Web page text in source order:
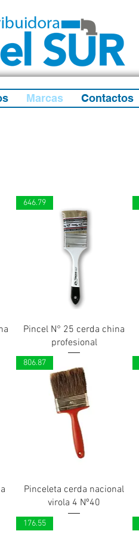
Marcas Contactos
646.79
Pincel N° 25 cerda china
profesional
806.87
Pinceleta cerda nacional
virola 4 Nº40
176.55